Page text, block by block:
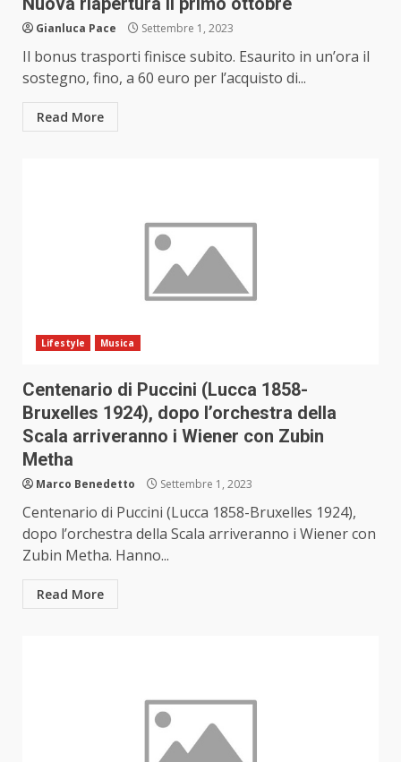
Gianluca Pace Settembre 1, 2023
Il bonus trasporti finisce subito. Esaurito in un’ora il
sostegno, fino, a 60 euro per l’acquisto di...
Read More
Lifestyle Musica
Centenario di Puccini (Lucca 1858-
Bruxelles 1924), dopo l’orchestra della
Scala arriveranno i Wiener con Zubin
Metha
Marco Benedetto Settembre 1, 2023
Centenario di Puccini (Lucca 1858-Bruxelles 1924),
dopo l’orchestra della Scala arriveranno i Wiener con
Zubin Metha. Hanno...
Read More